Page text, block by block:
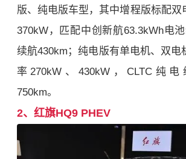
版、纯电版车型，其中增程版标配双
370kW，匹配中创新航63.3kWh电
续航430km；纯电版有单电机、双电
率270kW、430kW，CLTC纯电
750km。
2、红旗HQ9 PHEV